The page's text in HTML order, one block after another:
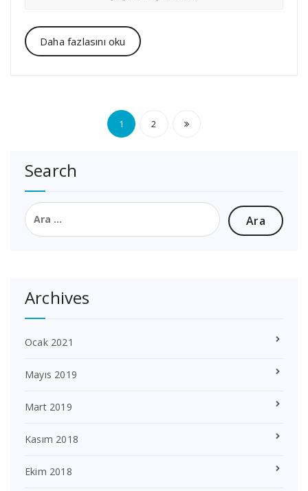
Daha fazlasını oku
Yazı
1 2
Search
Arama:
Archives
Ocak 2021
Mayıs 2019
Mart 2019
Kasım 2018
Ekim 2018